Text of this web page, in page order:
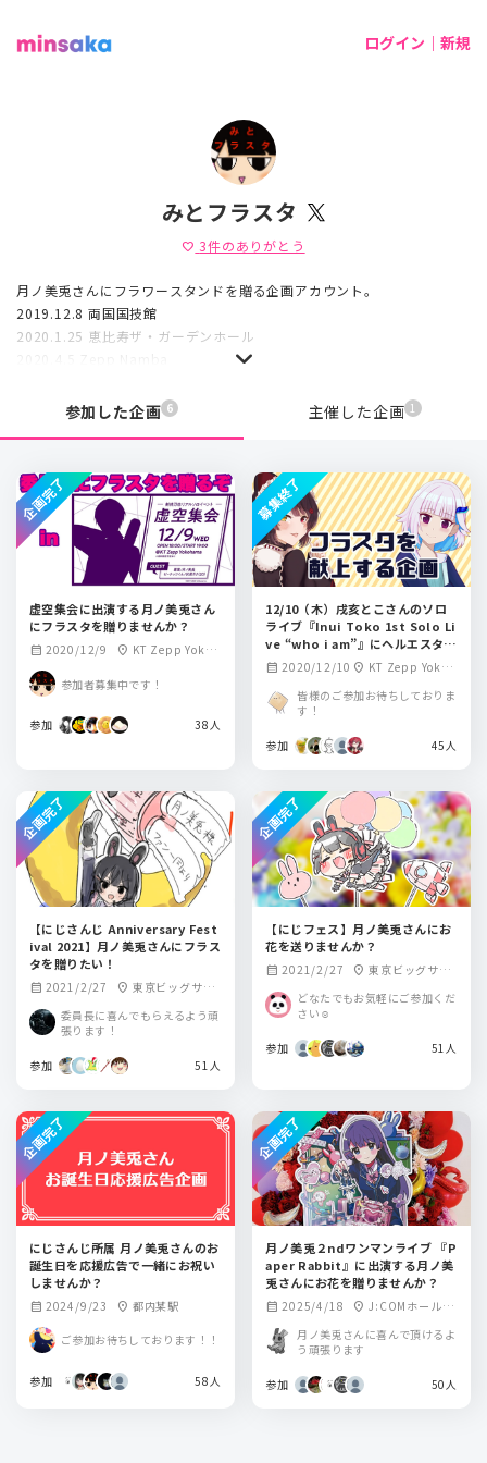
ログイン｜新規
みとフラスタ
favorite 3件のありがとう
月ノ美兎さんにフラワースタンドを贈る企画アカウント。
2019.12.8 両国国技館
2020.1.25 恵比寿ザ・ガーデンホール
参加した企画 6 主催した企画 1
虚空集会に出演する月ノ美兎さん
にフラスタを贈りませんか？
calendar_month 2020/12/9 location_on KT Zepp Yokoh
参加者募集中です！
参加 38人
企画完了
12/10（木）戌亥とこさんのソロ
ライブ『Inui Toko 1st Solo Li
ve “who i am”』にヘルエスタ王
国民からフラスタを献上する企画
calendar_month 2020/12/10 location_on KT Zepp Yokoh
ama
皆様のご参加お待ちしておりま
す！
参加 45人
募集終了
【にじさんじ Anniversary Fest
ival 2021】月ノ美兎さんにフラス
タを贈りたい！
calendar_month 2021/2/27 location_on 東京ビッグサイ
Bホール
委員長に喜んでもらえるよう頑
張ります！
参加 51人
企画完了
【にじフェス】月ノ美兎さんにお
花を送りませんか？
calendar_month 2021/2/27 location_on 東京ビッグサイ
どなたでもお気軽にご参加くだ
さい☺️
参加 51人
企画完了
にじさんじ所属 月ノ美兎さんのお
誕生日を応援広告で一緒にお祝い
しませんか？
calendar_month 2024/9/23 location_on 都内某駅
ご参加お待ちしております！！
参加 58人
企画完了
月ノ美兎２ndワンマンライブ 『P
aper Rabbit』に出演する月ノ美
兎さんにお花を贈りませんか？
calendar_month 2025/4/18 location_on J:COMホール八
月ノ美兎さんに喜んで頂けるよ
う頑張ります
参加 50人
企画完了